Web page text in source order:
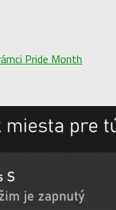
Pride Month